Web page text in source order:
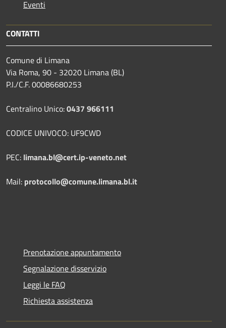
Eventi
CONTATTI
Comune di Limana
Via Roma, 90 - 32020 Limana (BL)
P.I./C.F. 00086680253
Centralino Unico:0437 966111
CODICE UNIVOCO: UF9CWD
PEC: limana.bl@cert.ip-veneto.net
Mail: protocollo@comune.limana.bl.it
Prenotazione appuntamento
Segnalazione disservizio
Leggi le FAQ
Richiesta assistenza